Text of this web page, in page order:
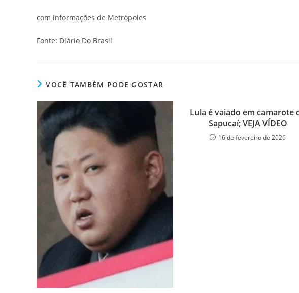
com informações de Metrópoles
Fonte: Diário Do Brasil
VOCÊ TAMBÉM PODE GOSTAR
Lula é vaiado em camarote
Sapucaí; VEJA VÍDEO
16 de fevereiro de 2026